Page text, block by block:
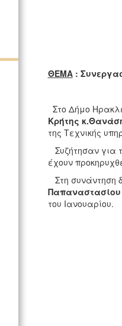
ΘΕΜΑ:
Στο Δήμο
Κρήτης
της Τεχνικής
Συζήτησαν για
έχουν
Στη συνάντηση
Παπαναστασίου
του Ιανουαρίου.